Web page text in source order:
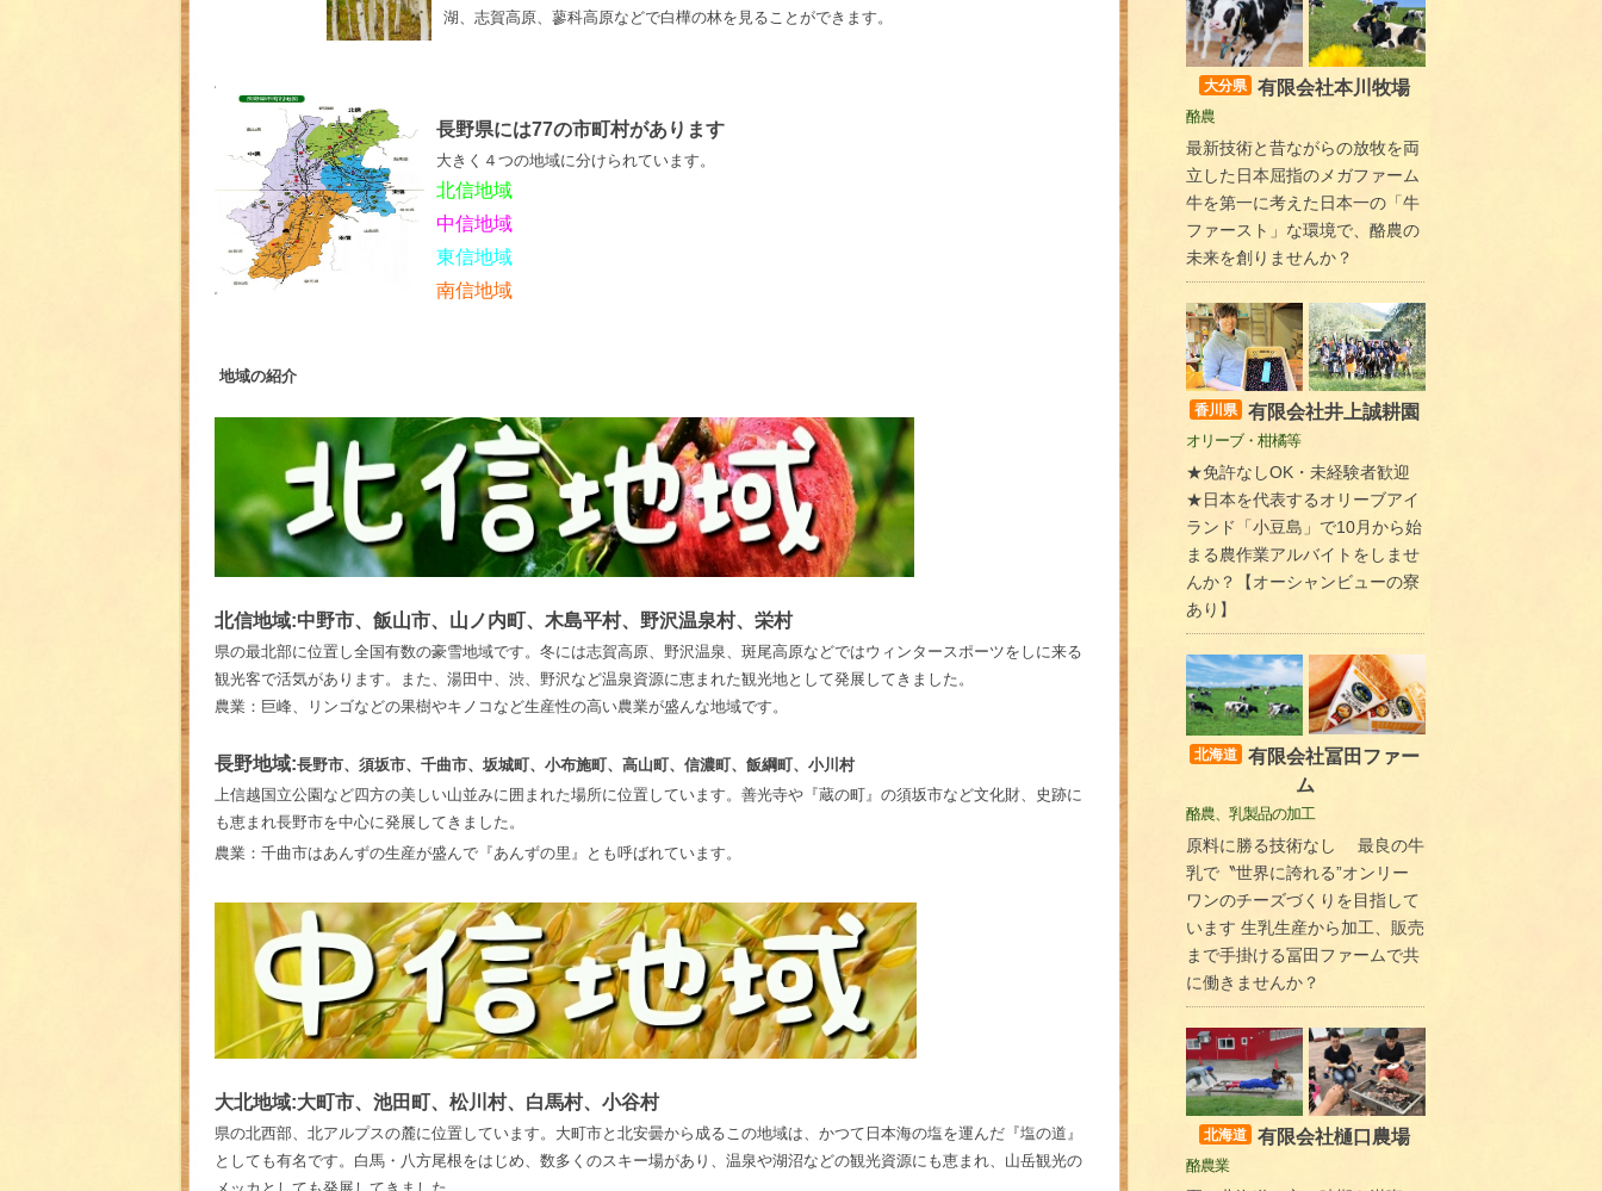
湖、志賀高原、蓼科高原などで白樺の林を見ることができます。
長野県には77の市町村があります
大きく４つの地域に分けられています。
北信地域
中信地域
東信地域
南信地域
地域の紹介
北信地域:中野市、飯山市、山ノ内町、木島平村、野沢温泉村、栄村
県の最北部に位置し全国有数の豪雪地域です。冬には志賀高原、野沢温泉、斑尾高原などではウィンタースポーツをしに来る
観光客で活気があります。また、湯田中、渋、野沢など温泉資源に恵まれた観光地として発展してきました。
農業：巨峰、リンゴなどの果樹やキノコなど生産性の高い農業が盛んな地域です。
長野地域:長野市、須坂市、千曲市、坂城町、小布施町、高山町、信濃町、飯綱町、小川村
上信越国立公園など四方の美しい山並みに囲まれた場所に位置しています。善光寺や『蔵の町』の須坂市など文化財、史跡に
も恵まれ長野市を中心に発展してきました。
農業：千曲市はあんずの生産が盛んで『あんずの里』とも呼ばれています。
大北地域:大町市、池田町、松川村、白馬村、小谷村
県の北西部、北アルプスの麓に位置しています。大町市と北安曇から成るこの地域は、かつて日本海の塩を運んだ『塩の道』
としても有名です。白馬・八方尾根をはじめ、数多くのスキー場があり、温泉や湖沼などの観光資源にも恵まれ、山岳観光の
大分県 有限会社本川牧場
酪農
最新技術と昔ながらの放牧を両
立した日本屈指のメガファーム
牛を第一に考えた日本一の「牛
ファースト」な環境で、酪農の
未来を創りませんか？
香川県 有限会社井上誠耕園
オリーブ・柑橘等
★免許なしOK・未経験者歓迎
★日本を代表するオリーブアイ
ランド「小豆島」で10月から始
まる農作業アルバイトをしませ
んか？【オーシャンビューの寮
あり】
北海道
有限会社冨田ファー
ム
酪農、乳製品の加工
原料に勝る技術なし 最良の牛
乳で〝世界に誇れる”オンリー
ワンのチーズづくりを目指して
います 生乳生産から加工、販売
まで手掛ける冨田ファームで共
に働きませんか？
北海道 有限会社樋口農場
酪農業